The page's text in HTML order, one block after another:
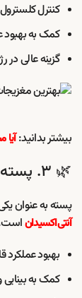
کنترل
کمک به بهبود
گزینه عالی
بیشتر بدانید:
🌿 ۳. پسته
پسته به عنوان
آنتی‌اکسیدان
بهبود عملکرد
کمک به